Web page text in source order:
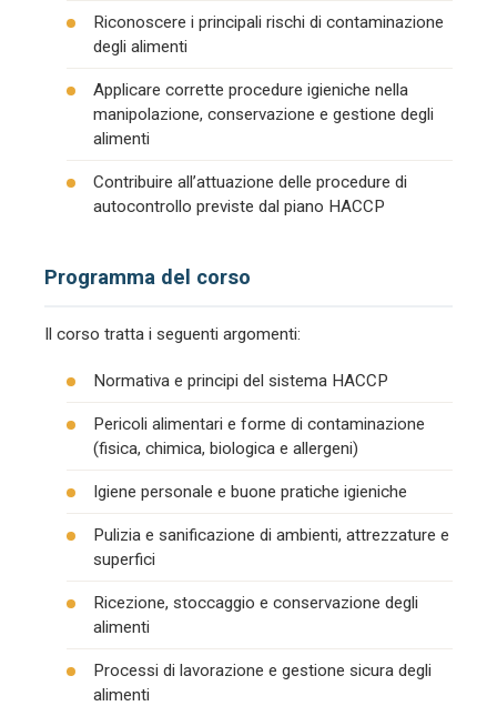
Riconoscere i principali rischi di contaminazione
degli alimenti
Applicare corrette procedure igieniche nella
manipolazione, conservazione e gestione degli
alimenti
Contribuire all’attuazione delle procedure di
autocontrollo previste dal piano HACCP
Programma del corso
Il corso tratta i seguenti argomenti:
Normativa e principi del sistema HACCP
Pericoli alimentari e forme di contaminazione
(fisica, chimica, biologica e allergeni)
Igiene personale e buone pratiche igieniche
Pulizia e sanificazione di ambienti, attrezzature e
superfici
Ricezione, stoccaggio e conservazione degli
alimenti
Processi di lavorazione e gestione sicura degli
alimenti